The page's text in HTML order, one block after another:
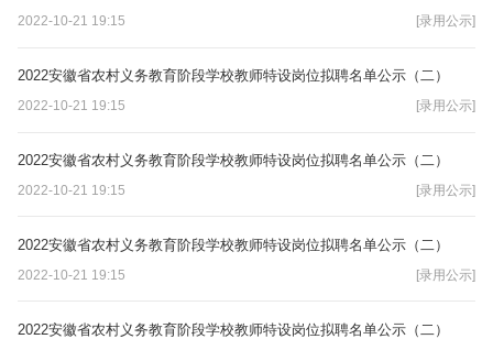
2022-10-21 19:15 [录用公示]
2022安徽省农村义务教育阶段学校教师特设岗位拟聘名单公示（二）
2022-10-21 19:15 [录用公示]
2022安徽省农村义务教育阶段学校教师特设岗位拟聘名单公示（二）
2022-10-21 19:15 [录用公示]
2022安徽省农村义务教育阶段学校教师特设岗位拟聘名单公示（二）
2022-10-21 19:15 [录用公示]
2022安徽省农村义务教育阶段学校教师特设岗位拟聘名单公示（二）